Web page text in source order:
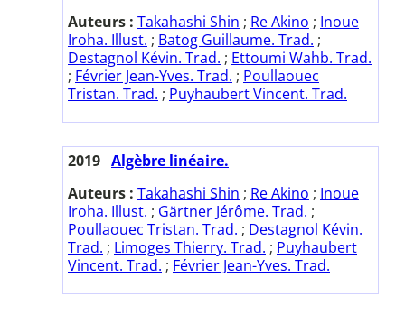
Auteurs : Takahashi Shin ; Re Akino ; Inoue
Iroha. Illust. ; Batog Guillaume. Trad. ;
Destagnol Kévin. Trad. ; Ettoumi Wahb. Trad.
; Février Jean-Yves. Trad. ; Poullaouec
Tristan. Trad. ; Puyhaubert Vincent. Trad.
2019 Algèbre linéaire.
Auteurs : Takahashi Shin ; Re Akino ; Inoue
Iroha. Illust. ; Gärtner Jérôme. Trad. ;
Poullaouec Tristan. Trad. ; Destagnol Kévin.
Trad. ; Limoges Thierry. Trad. ; Puyhaubert
Vincent. Trad. ; Février Jean-Yves. Trad.